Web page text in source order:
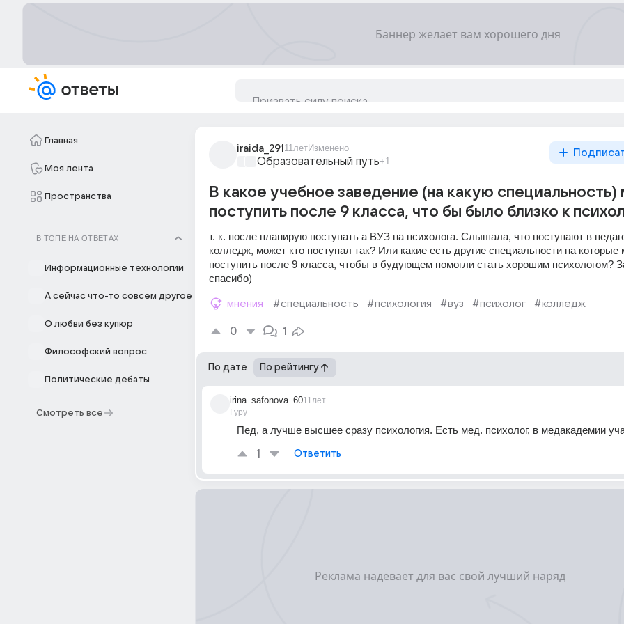
Главная
Моя лента
Пространства
В ТОПЕ НА ОТВЕТАХ
Информационные технологии
А сейчас что-то совсем другое
О любви без купюр
Философский вопрос
Политические дебаты
Смотреть все
iraida_291 11летИзменено
Образовательный путь+1
В какое учебное заведение (на какую
поступить после 9 класса, что бы было близко к
т. к. после планирую поступать а ВУЗ на психолога. Слышала, что поступают в
колледж, может кто поступал так? Или какие есть другие специальности на которые
поступить после 9 класса, чтобы в будующем помогли стать хорошим психологом?
спасибо)
мнения #специальность #психология #вуз #психолог #колледж
0 1
По дате По рейтингу
irina_safonova_60
Гуру
11лет
Пед, а лучше высшее сразу психология. Есть мед. психолог, в медакадемии
1 Ответить